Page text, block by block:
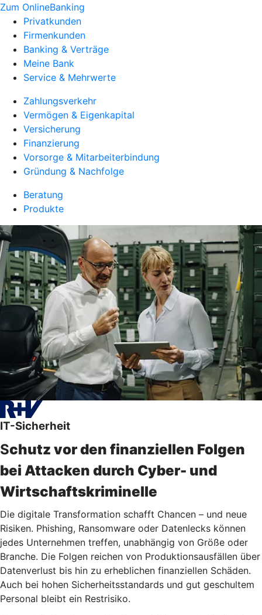
Zum OnlineBanking
Privatkunden
Firmenkunden
Banking & Verträge
Meine Bank
Service & Mehrwerte
Zahlungsverkehr
Vermögen & Eigenkapital
Versicherung
Finanzierung
Vorsorge & Mitarbeiterbindung
Gründung & Nachfolge
Beratung
Produkte
IT-Sicherheit
Schutz vor den finanziellen Folgen
bei Attacken durch Cyber- und
Wirtschaftskriminelle
Die digitale Transformation schafft Chancen – und neue
Risiken. Phishing, Ransomware oder Datenlecks können
jedes Unternehmen treffen, unabhängig von Größe oder
Branche. Die Folgen reichen von Produktionsausfällen über
Datenverlust bis hin zu erheblichen finanziellen Schäden.
Auch bei hohen Sicherheitsstandards und gut geschultem
Personal bleibt ein Restrisiko.